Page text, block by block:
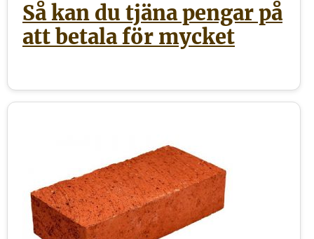
Så kan du tjäna pengar på
att betala för mycket